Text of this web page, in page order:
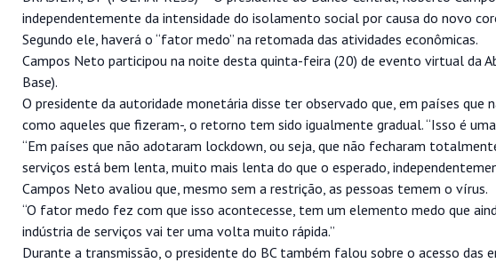
independentemente da intensidade do isolamento social por causa do novo
Segundo ele, haverá o “fator medo” na retomada das atividades econômicas.
Campos Neto participou na noite desta quinta-feira (20) de evento virtual da
Base).
O presidente da autoridade monetária disse ter observado que, em países
como aqueles que fizeram-, o retorno tem sido igualmente gradual. “Isso é
“Em países que não adotaram lockdown, ou seja, que não fecharam
serviços está bem lenta, muito mais lenta do que o esperado,
Campos Neto avaliou que, mesmo sem a restrição, as pessoas temem o vírus.
“O fator medo fez com que isso acontecesse, tem um elemento medo que
indústria de serviços vai ter uma volta muito rápida.”
Durante a transmissão, o presidente do BC também falou sobre o acesso das